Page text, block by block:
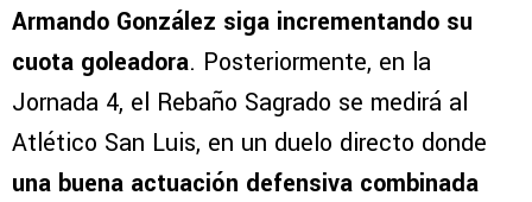
Armando González siga incrementando su
cuota goleadora. Posteriormente, en la
Jornada 4, el Rebaño Sagrado se medirá al
Atlético San Luis, en un duelo directo donde
una buena actuación defensiva combinada